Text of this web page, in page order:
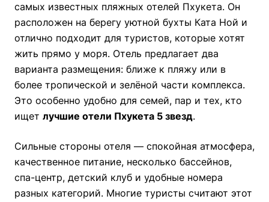
самых известных пляжных отелей Пхукета. Он
расположен на берегу уютной бухты Ката Ной и
отлично подходит для туристов, которые хотят
жить прямо у моря. Отель предлагает два
варианта размещения: ближе к пляжу или в
более тропической и зелёной части комплекса.
Это особенно удобно для семей, пар и тех, кто
ищет лучшие отели Пхукета 5 звезд.
Сильные стороны отеля — спокойная атмосфера,
качественное питание, несколько бассейнов,
спа-центр, детский клуб и удобные номера
разных категорий. Многие туристы считают этот